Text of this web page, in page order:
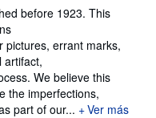
before 1923. This
pictures, errant marks,
artifact,
We believe this
the imperfections,
part of our...
Ver más